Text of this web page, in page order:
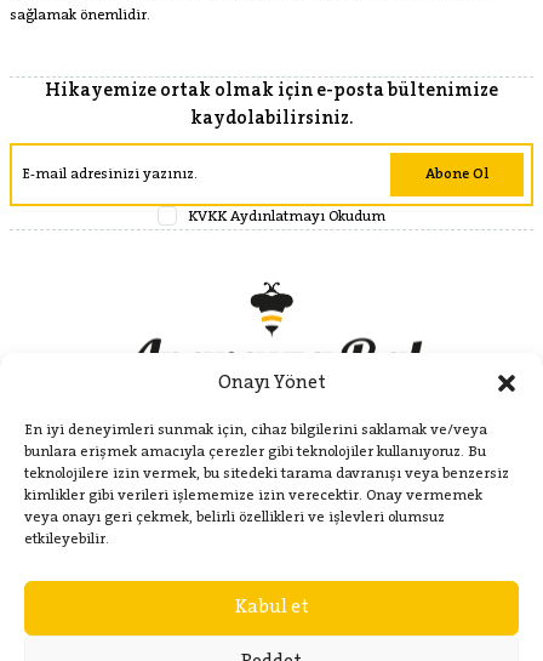
Onayı Yönet
En iyi deneyimleri sunmak için, cihaz bilgilerini saklamak ve/veya
bunlara erişmek amacıyla çerezler gibi teknolojiler kullanıyoruz. Bu
teknolojilere izin vermek, bu sitedeki tarama davranışı veya benzersiz
kimlikler gibi verileri işlememize izin verecektir. Onay vermemek
veya onayı geri çekmek, belirli özellikleri ve işlevleri olumsuz
etkileyebilir.
Kabul et
sağlamak önemlidir.
Hikayemize ortak olmak için e-posta bültenimize
kaydolabilirsiniz.
KVKK Aydınlatmayı Okudum
Abone Ol
Kategoriler